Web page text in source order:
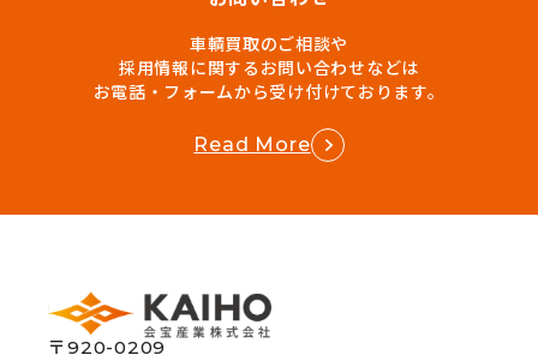
車輌買取のご相談や
採用情報に関するお問い合わせなどは
お電話・フォームから受け付けております。
Read More
〒920-0209